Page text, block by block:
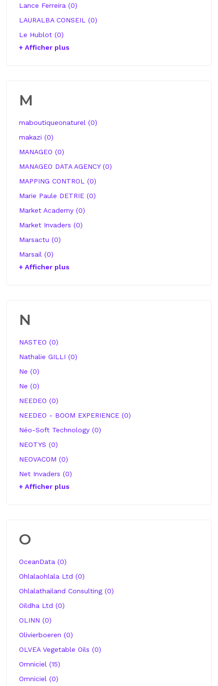
Lance Ferreira (0)
LAURALBA CONSEIL (0)
Le Hublot (0)
+ Afficher plus
M
maboutiqueonaturel (0)
makazi (0)
MANAGEO (0)
MANAGEO DATA AGENCY (0)
MAPPING CONTROL (0)
Marie Paule DETRIE (0)
Market Academy (0)
Market Invaders (0)
Marsactu (0)
Marsail (0)
+ Afficher plus
N
NASTEO (0)
Nathalie GILLI (0)
Ne (0)
Ne (0)
NEEDEO (0)
NEEDEO - BOOM EXPERIENCE (0)
Néo-Soft Technology (0)
NEOTYS (0)
NEOVACOM (0)
Net Invaders (0)
+ Afficher plus
O
OceanData (0)
Ohlalaohlala Ltd (0)
Ohlalathailand Consulting (0)
Oildha Ltd (0)
OLINN (0)
Olivierboeren (0)
OLVEA Vegetable Oils (0)
Omniciel (15)
Omniciel (0)